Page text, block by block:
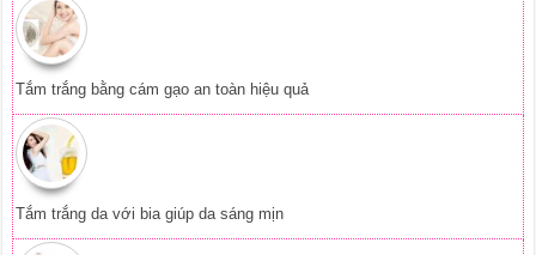
Tắm trắng bằng cám gạo an toàn hiệu quả
Tắm trắng da với bia giúp da sáng mịn